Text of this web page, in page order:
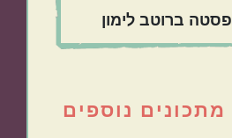
פסטה ברוטב לימון
מתכונים נוספים